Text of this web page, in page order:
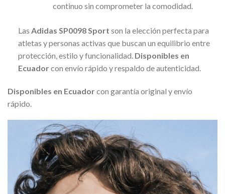
continuo sin comprometer la comodidad.
Las Adidas SP0098 Sport son la elección perfecta para
atletas y personas activas que buscan un equilibrio entre
protección, estilo y funcionalidad. Disponibles en
Ecuadorcon envío rápido y respaldo de autenticidad.
Disponibles en Ecuadorcon garantía original y envío
rápido.